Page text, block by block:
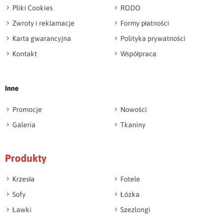
Wyślij opinię
Pliki Cookies
RODO
Zwroty i reklamacje
Formy płatności
Karta gwarancyjna
Polityka prywatności
Kontakt
Współpraca
Inne
Promocje
Nowości
Galeria
Tkaniny
Produkty
Krzesła
Fotele
Sofy
Łóżka
Ławki
Szezlongi